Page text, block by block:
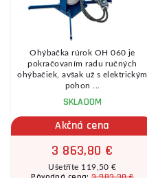
Ohýbačka rúrok OH 060 je
pokračovaním radu ručných
ohýbačiek, avšak už s elektrickým
pohon ...
SKLADOM
Akčná cena
3 863,80 €
Ušetříte 119,50 €